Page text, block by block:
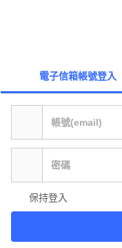
電子信箱帳號登入
保持登入